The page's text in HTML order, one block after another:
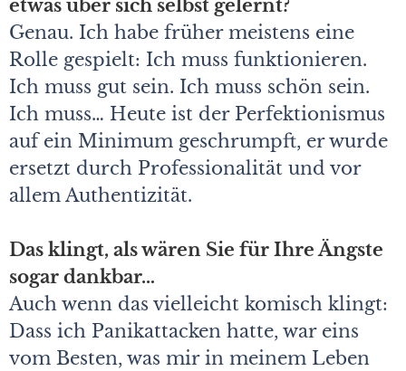
etwas über sich selbst gelernt?
Genau. Ich habe früher meistens eine
Rolle gespielt: Ich muss funktionieren.
Ich muss gut sein. Ich muss schön sein.
Ich muss… Heute ist der Perfektionismus
auf ein Minimum geschrumpft, er wurde
ersetzt durch Professionalität und vor
allem Authentizität.
Das klingt, als wären Sie für Ihre Ängste
sogar dankbar…
Auch wenn das vielleicht komisch klingt:
Dass ich Panikattacken hatte, war eins
vom Besten, was mir in meinem Leben